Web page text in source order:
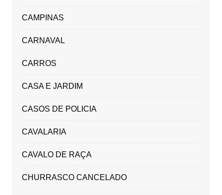
CAMPINAS
CARNAVAL
CARROS
CASA E JARDIM
CASOS DE POLICIA
CAVALARIA
CAVALO DE RAÇA
CHURRASCO CANCELADO